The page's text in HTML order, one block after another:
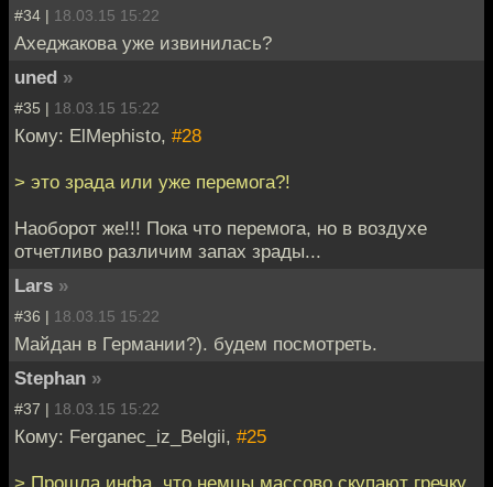
#34 | 18.03.15 15:22
Ахеджакова уже извинилась?
uned »
#35 | 18.03.15 15:22
Кому: ElMephisto, #28
> это зрада или уже перемога?!
Наоборот же!!! Пока что перемога, но в воздухе
отчетливо различим запах зрады...
Lars »
#36 | 18.03.15 15:22
Майдан в Германии?). будем посмотреть.
Stephan »
#37 | 18.03.15 15:22
Кому: Ferganec_iz_Belgii, #25